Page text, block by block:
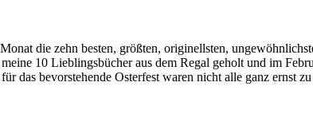
die zehn besten, größten, originellsten,
10 Lieblingsbücher aus dem Regal geholt und im
das bevorstehende Osterfest waren nicht alle ganz ernst